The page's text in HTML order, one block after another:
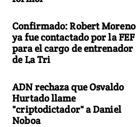
Confirmado: Robert Moreno
ya fue contactado por la FEF
para el cargo de entrenador
de La Tri
ADN rechaza que Osvaldo
Hurtado llame
"criptodictador" a Daniel
Noboa